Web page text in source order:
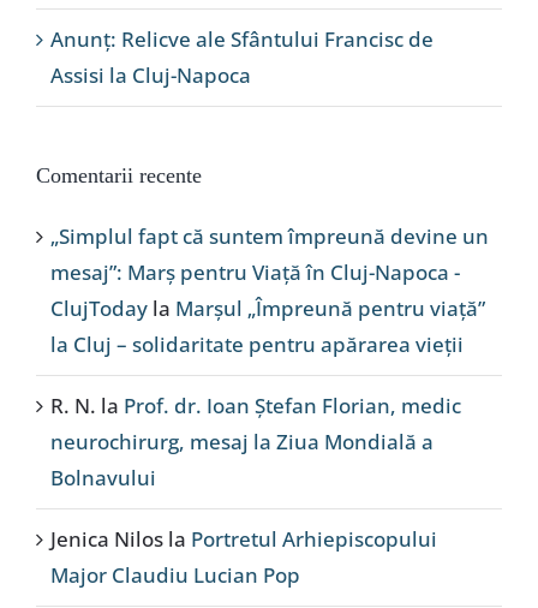
Anunț: Relicve ale Sfântului Francisc de
Assisi la Cluj-Napoca
Comentarii recente
„Simplul fapt că suntem împreună devine un
mesaj”: Marș pentru Viață în Cluj-Napoca -
ClujToday la Marșul „Împreună pentru viață”
la Cluj – solidaritate pentru apărarea vieții
R. N. la Prof. dr. Ioan Ștefan Florian, medic
neurochirurg, mesaj la Ziua Mondială a
Bolnavului
Jenica Nilos la Portretul Arhiepiscopului
Major Claudiu Lucian Pop